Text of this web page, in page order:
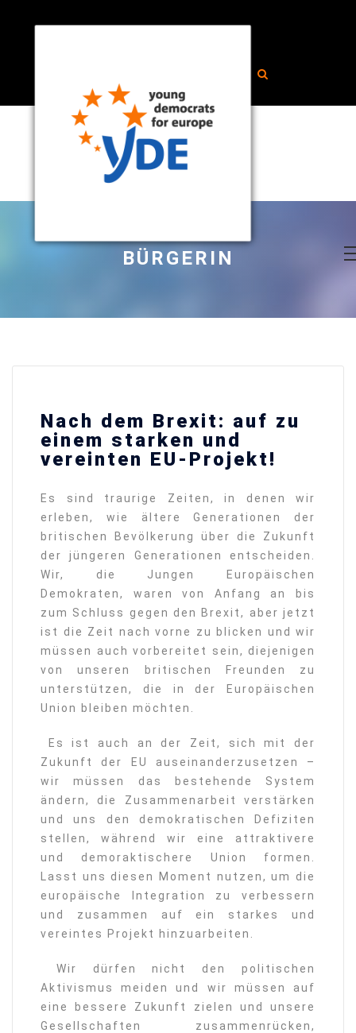
BÜRGERIN
Nach dem Brexit: auf zu
einem starken und
vereinten EU-Projekt!
Es sind traurige Zeiten, in denen wir
erleben, wie ältere Generationen der
britischen Bevölkerung über die Zukunft
der jüngeren Generationen entscheiden.
Wir, die Jungen Europäischen
Demokraten, waren von Anfang an bis
zum Schluss gegen den Brexit, aber jetzt
ist die Zeit nach vorne zu blicken und wir
müssen auch vorbereitet sein, diejenigen
von unseren britischen Freunden zu
unterstützen, die in der Europäischen
Union bleiben möchten.
Es ist auch an der Zeit, sich mit der
Zukunft der EU auseinanderzusetzen –
wir müssen das bestehende System
ändern, die Zusammenarbeit verstärken
und uns den demokratischen Defiziten
stellen, während wir eine attraktivere
und demoraktischere Union formen.
Lasst uns diesen Moment nutzen, um die
europäische Integration zu verbessern
und zusammen auf ein starkes und
vereintes Projekt hinzuarbeiten.
Wir dürfen nicht den politischen
Aktivismus meiden und wir müssen auf
eine bessere Zukunft zielen und unsere
Gesellschaften zusammenrücken,